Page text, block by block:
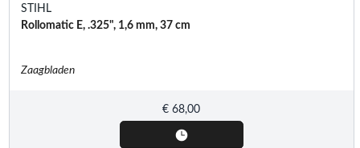
STIHL
Rollomatic E, .325", 1,6 mm, 37 cm
Zaagbladen
€ 68,00